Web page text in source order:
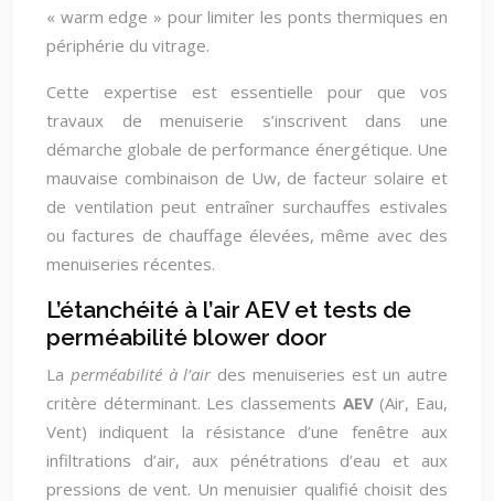
« warm edge » pour limiter les ponts thermiques en
périphérie du vitrage.
Cette expertise est essentielle pour que vos
travaux de menuiserie s’inscrivent dans une
démarche globale de performance énergétique. Une
mauvaise combinaison de Uw, de facteur solaire et
de ventilation peut entraîner surchauffes estivales
ou factures de chauffage élevées, même avec des
menuiseries récentes.
L’étanchéité à l’air AEV et tests de
perméabilité blower door
La perméabilité à l’airdes menuiseries est un autre
critère déterminant. Les classements AEV(Air, Eau,
Vent) indiquent la résistance d’une fenêtre aux
infiltrations d’air, aux pénétrations d’eau et aux
pressions de vent. Un menuisier qualifié choisit des